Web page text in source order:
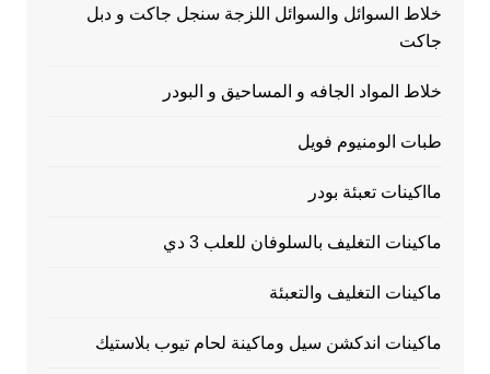
خلاط السوائل والسوائل اللزجة سنجل جاكت و دبل
جاكت
خلاط المواد الجافه و المساحيق و البودر
طبات الومنيوم فويل
مااكينات تعبئة بودر
ماكينات التغليف بالسلوفان للعلب 3 دي
ماكينات التغليف والتعبئة
ماكينات اندكشن سيل وماكينة لحام تيوب بلاستيك